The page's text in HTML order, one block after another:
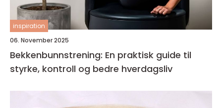
inspiration
06. November 2025
Bekkenbunnstrening: En praktisk guide til
styrke, kontroll og bedre hverdagsliv